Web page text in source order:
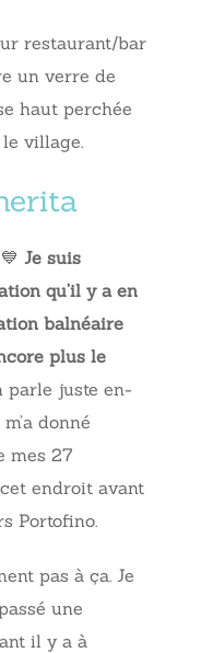
restaurant/bar
un verre de
haut perchée
village.
Je suis
qu’il y a en
balnéaire
plus le
parle juste en-
donné
mes 27
endroit avant
Portofino.
pas à ça. Je
une
il y a à